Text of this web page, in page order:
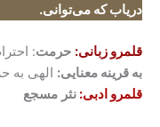
دریاب که می‌توانی.
قلمرو زبانی: حرمت:
به قرینه معنایی: الهی به
قلمرو ادبی: نثر مسجع